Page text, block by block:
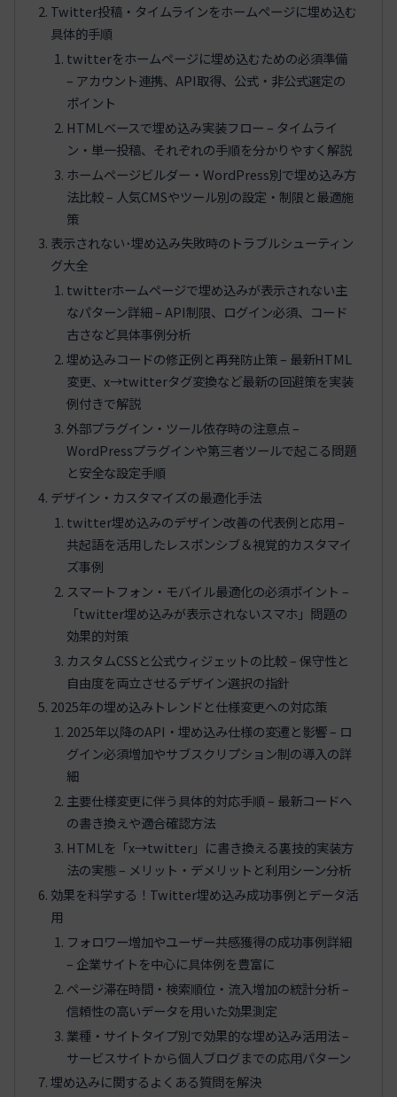
Twitter投稿・タイムラインをホームページに埋め込む
具体的手順
twitterをホームページに埋め込むための必須準備
– アカウント連携、API取得、公式・非公式選定の
ポイント
HTMLベースで埋め込み実装フロー – タイムライ
ン・単一投稿、それぞれの手順を分かりやすく解説
ホームページビルダー・WordPress別で埋め込み方
法比較 – 人気CMSやツール別の設定・制限と最適施
策
表示されない･埋め込み失敗時のトラブルシューティン
グ大全
twitterホームページで埋め込みが表示されない主
なパターン詳細 – API制限、ログイン必須、コード
古さなど具体事例分析
埋め込みコードの修正例と再発防止策 – 最新HTML
変更、x→twitterタグ変換など最新の回避策を実装
例付きで解説
外部プラグイン・ツール依存時の注意点 –
WordPressプラグインや第三者ツールで起こる問題
と安全な設定手順
デザイン・カスタマイズの最適化手法
twitter埋め込みのデザイン改善の代表例と応用 –
共起語を活用したレスポンシブ＆視覚的カスタマイ
ズ事例
スマートフォン・モバイル最適化の必須ポイント –
「twitter埋め込みが表示されないスマホ」問題の
効果的対策
カスタムCSSと公式ウィジェットの比較 – 保守性と
自由度を両立させるデザイン選択の指針
2025年の埋め込みトレンドと仕様変更への対応策
2025年以降のAPI・埋め込み仕様の変遷と影響 – ロ
グイン必須増加やサブスクリプション制の導入の詳
細
主要仕様変更に伴う具体的対応手順 – 最新コードへ
の書き換えや適合確認方法
HTMLを「x→twitter」に書き換える裏技的実装方
法の実態 – メリット・デメリットと利用シーン分析
効果を科学する！Twitter埋め込み成功事例とデータ活
用
フォロワー増加やユーザー共感獲得の成功事例詳細
– 企業サイトを中心に具体例を豊富に
ページ滞在時間・検索順位・流入増加の統計分析 –
信頼性の高いデータを用いた効果測定
業種・サイトタイプ別で効果的な埋め込み活用法 –
サービスサイトから個人ブログまでの応用パターン
埋め込みに関するよくある質問を解決